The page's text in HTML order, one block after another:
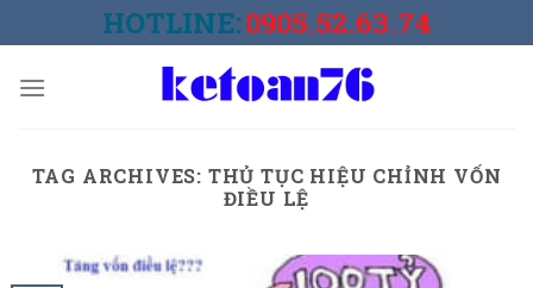
to
HOTLINE:0905.52.63.74
TAG ARCHIVES: THỦ TỤC HIỆU CHỈNH VỐN
ĐIỀU LỆ